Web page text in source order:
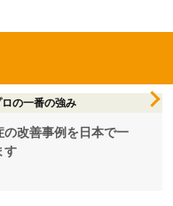
ロの一番の強み
改善事例を日本で一
す